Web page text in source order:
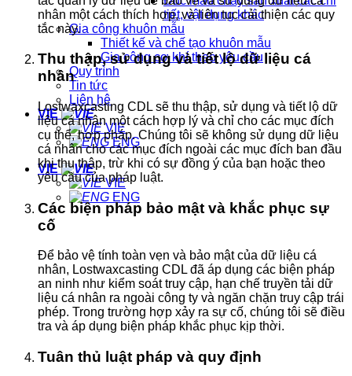
tiết, vật dụng khác
Gia công khuôn mẫu
Thiết kế và chế tạo khuôn mẫu
Gia công cơ khí theo yêu cầu
Quy trình
Tin tức
Liên hệ
VIE
VIE
ENG
VIE
VIE
ENG
nhân một cách thích hợp, và liên tục cải thiện các quy
tắc này.
Thu thập, sử dụng và tiết lộ dữ liệu cá
nhân
Lostwaxcasting CDL sẽ thu thập, sử dụng và tiết lộ dữ
liệu cá nhân một cách hợp lý và chỉ cho các mục đích
cụ thể, hợp pháp. Chúng tôi sẽ không sử dụng dữ liệu
cá nhân cho các mục đích ngoài các mục đích ban đầu
khi thu thập, trừ khi có sự đồng ý của bạn hoặc theo
yêu cầu của pháp luật.
Các biện pháp bảo mật và khắc phục sự
cố
Để bảo vệ tính toàn vẹn và bảo mật của dữ liệu cá
nhân, Lostwaxcasting CDL đã áp dụng các biện pháp
an ninh như kiểm soát truy cập, hạn chế truyền tải dữ
liệu cá nhân ra ngoài công ty và ngăn chặn truy cập trái
phép. Trong trường hợp xảy ra sự cố, chúng tôi sẽ điều
tra và áp dụng biện pháp khắc phục kịp thời.
Tuân thủ luật pháp và quy định